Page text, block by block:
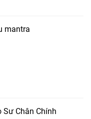
mantra
Chân Chính